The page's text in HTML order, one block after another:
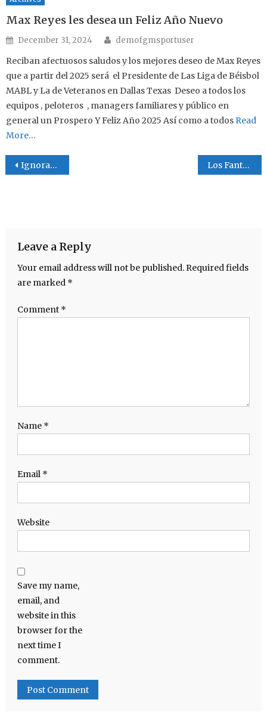
Max Reyes les desea un Feliz Año Nuevo
Posted on
December 31, 2024 Author
demofgmsportuser
Reciban afectuosos saludos y los mejores deseo de Max Reyes
que a partir del 2025 será el Presidente de Las Liga de Béisbol
MABL y La de Veteranos en Dallas Texas Deseo a todos los
equipos , peloteros , managers familiares y público en
general un Prospero Y Feliz Año 2025 Así como a todos Read
More…
Post navigation
Ignorancia Los Fantasmas
Leave a Reply
Your email address will not be published. Required fields
are marked *
Comment *
Name *
Email *
Website
Save my name,
email, and
website in this
browser for the
next time I
comment.